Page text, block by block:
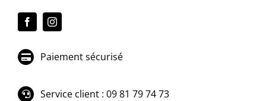
Paiement sécurisé
Service client : 09 81 79 74 73